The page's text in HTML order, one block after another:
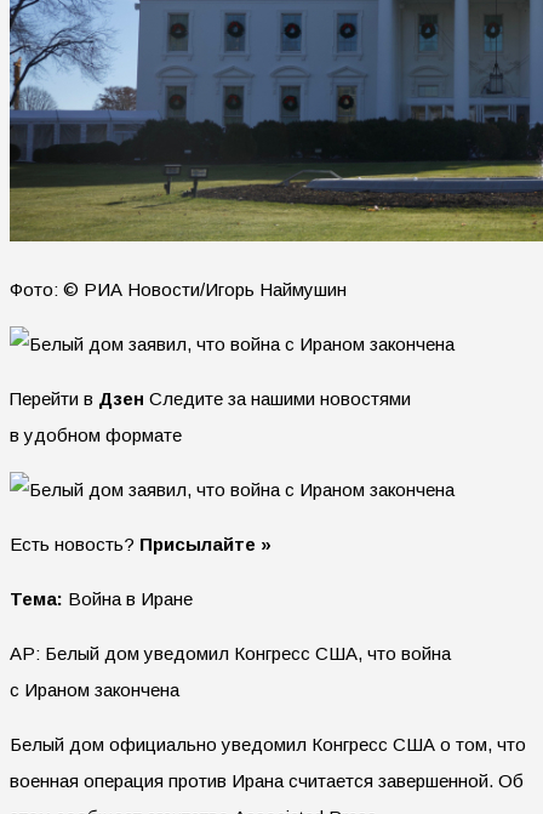
Фото: © РИА Новости/Игорь Наймушин
Перейти в Дзен Следите за нашими новостями
в удобном формате
Есть новость? Присылайте »
Тема: Война в Иране
AP: Белый дом уведомил Конгресс США, что война
с Ираном закончена
Белый дом официально уведомил Конгресс США о том, что
военная операция против Ирана считается завершенной. Об